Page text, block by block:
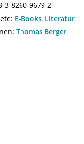
3-8260-9679-2
E-Books, Literatur
Thomas Berger